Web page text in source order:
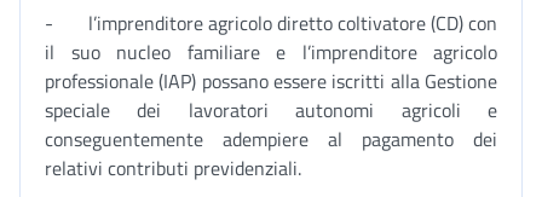
- l’imprenditore agricolo diretto coltivatore (CD) con
il suo nucleo familiare e l’imprenditore agricolo
professionale (IAP) possano essere iscritti alla Gestione
speciale dei lavoratori autonomi agricoli e
conseguentemente adempiere al pagamento dei
relativi contributi previdenziali.